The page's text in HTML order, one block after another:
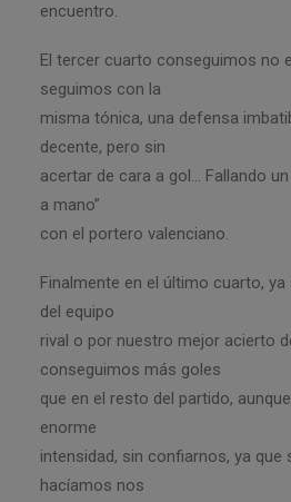
encuentro.
El tercer cuarto conseguimos no
seguimos con la
misma tónica, una defensa
decente, pero sin
acertar de cara a gol… Fallando
a mano”
con el portero valenciano.
Finalmente en el último cuarto,
del equipo
rival o por nuestro mejor acierto
conseguimos más goles
que en el resto del partido,
enorme
intensidad, sin confiarnos, ya que
hacíamos nos